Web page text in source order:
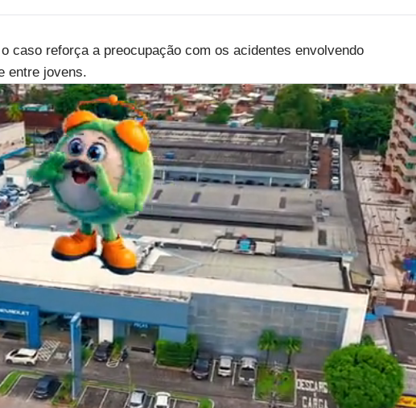
caso reforça a preocupação com os acidentes envolvendo
entre jovens.